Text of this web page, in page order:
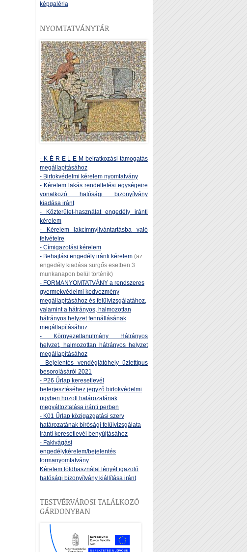
képgaléria
NYOMTATVÁNYTÁR
- K É R E L E M beiratkozási támogatás
megállapításához
- Birtokvédelmi kérelem nyomtatvány
- Kérelem lakás rendeltetési egységeire
vonatkozó hatósági bizonyítvány
kiadása iránt
- Közterület-használat engedély iránti
kérelem
- Kérelem lakcímnyilvántartásba való
felvételre
- Címigazolási kérelem
- Behajtási engedély iránti kérelem (az
engedély kiadása sürgős esetben 3
munkanapon belül történik)
- FORMANYOMTATVÁNY a rendszeres
gyermekvédelmi kedvezmény
megállapításához és felülvizsgálatához,
valamint a hátrányos, halmozottan
hátrányos helyzet fennállásának
megállapításához
- Környezettanulmány Hátrányos
helyzet, halmozottan hátrányos helyzet
megállapításához
- Bejelentés vendéglátóhely üzlettípus
besorolásáról 2021
- P26 Űrlap keresetlevél
beterjesztéséhez jegyző birtokvédelmi
ügyben hozott határozatának
megváltoztatása iránti perben
- K01 Űrlap közigazgatási szerv
határozatának bírósági felülvizsgálata
iránti keresetlevél benyújtásához
- Fakivágási
engedélykérelem/bejelentés
formanyomtatvány
Kérelem földhasználat tényét igazoló
hatósági bizonyítvány kiállítása iránt
TESTVÉRVÁROSI TALÁLKOZÓ
GÁRDONYBAN